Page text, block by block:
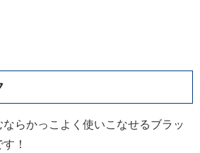
らかっこよく使いこなせるブラッ
！